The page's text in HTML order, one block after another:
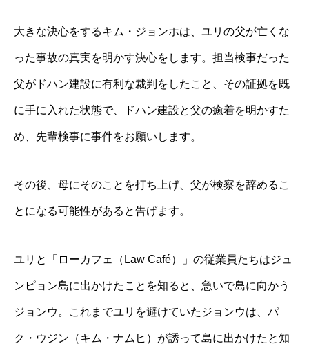
大きな決心をするキム・ジョンホは、ユリの父が亡くな
った事故の真実を明かす決心をします。担当検事だった
父がドハン建設に有利な裁判をしたこと、その証拠を既
に手に入れた状態で、ドハン建設と父の癒着を明かすた
め、先輩検事に事件をお願いします。
その後、母にそのことを打ち上げ、父が検察を辞めるこ
とになる可能性があると告げます。
ユリと「ローカフェ（Law Café）」の従業員たちはジュ
ンピョン島に出かけたことを知ると、急いで島に向かう
ジョンウ。これまでユリを避けていたジョンウは、パ
ク・ウジン（キム・ナムヒ）が誘って島に出かけたと知